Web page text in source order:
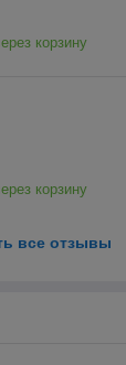
корзину
корзину
все отзывы